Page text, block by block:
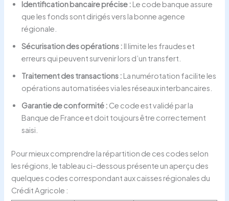
Identification bancaire précise : Le code banque assure
que les fonds sont dirigés vers la bonne agence
régionale.
Sécurisation des opérations : Il limite les fraudes et
erreurs qui peuvent survenir lors d’un transfert.
Traitement des transactions : La numérotation facilite les
opérations automatisées via les réseaux interbancaires.
Garantie de conformité : Ce code est validé par la
Banque de France et doit toujours être correctement
saisi.
Pour mieux comprendre la répartition de ces codes selon
les régions, le tableau ci-dessous présente un aperçu des
quelques codes correspondant aux caisses régionales du
Crédit Agricole :